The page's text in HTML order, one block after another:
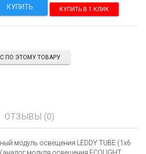
КУПИТЬ В 1 КЛИК
ПО ЭТОМУ ТОВАРУ
ОТЗЫВЫ (0)
модуль освещения LEDDY TUBE (1x6